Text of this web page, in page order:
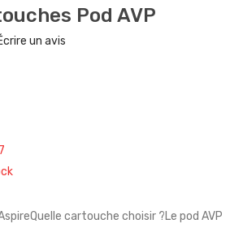
Pod AVP
un avis
cartouche choisir ?Le pod AVP